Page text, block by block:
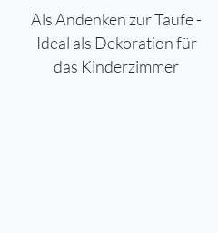
Als Andenken zur Taufe -
Ideal als Dekoration für
das Kinderzimmer